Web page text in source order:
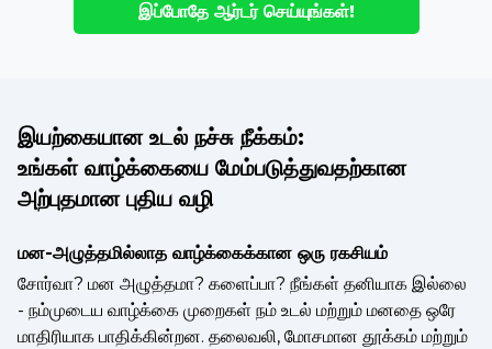
இப்போதே ஆர்டர் செய்யுங்கள்!
இயற்கையான உடல் நச்சு நீக்கம்:
உங்கள் வாழ்க்கையை மேம்படுத்துவதற்கான
அற்புதமான புதிய வழி
மன-அழுத்தமில்லாத வாழ்க்கைக்கான ஒரு ரகசியம்
சோர்வா? மன அழுத்தமா? களைப்பா? நீங்கள் தனியாக இல்லை
- நம்முடைய வாழ்க்கை முறைகள் நம் உடல் மற்றும் மனதை ஒரே
மாதிரியாக பாதிக்கின்றன. தலைவலி, மோசமான தூக்கம் மற்றும்